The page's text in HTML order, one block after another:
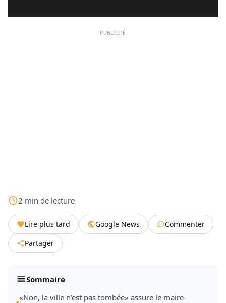
PUBLICITÉ
2 min de lecture
Lire plus tard Google News
Commenter
Partager
Sommaire
«Non, la ville n’est pas tombée» assure le maire-